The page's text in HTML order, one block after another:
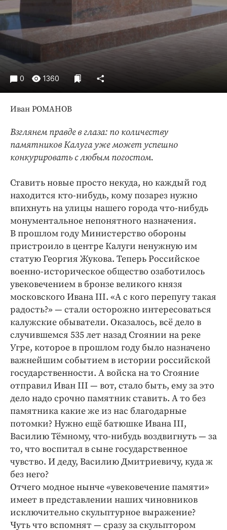
Работодатель года
0 1360
Иван РОМАНОВ
Взглянем правде в глаза: по количеству
памятников Калуга уже может успешно
конкурировать с любым погостом.
Ставить новые просто некуда, но каждый год
находится кто-нибудь, кому позарез нужно
впихнуть на улицы нашего города что-нибудь
монументальное непонятного назначения.
В прошлом году Министерство обороны
пристроило в центре Калуги ненужную им
статую Георгия Жукова. Теперь Российское
военно-историческое общество озаботилось
увековечением в бронзе великого князя
московского Ивана III. «А с кого перепугу такая
радость?» — стали осторожно интересоваться
калужские обыватели. Оказалось, всё дело в
случившемся 535 лет назад Стоянии на реке
Угре, которое в прошлом году было назначено
важнейшим событием в истории российской
государственности. А вой­ска на то Стояние
отправил Иван III — вот, стало быть, ему за это
дело надо срочно памятник ставить. А то без
памятника какие же из нас благодарные
потомки? Нужно ещё батюшке Ивана III,
Василию Тёмному, что-нибудь воздвигнуть — за
то, что воспитал в сыне государственное
чувство. И деду, Василию Дмитриевичу, куда ж
без него?
Отчего модное нынче «увековечение памяти»
имеет в представлении наших чиновников
исключительно скульптурное выражение?
Чуть что вспомнят — сразу за скульптором